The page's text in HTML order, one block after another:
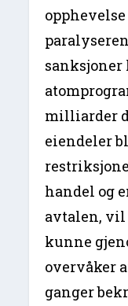
milliarder
eiendeler
handel og
avtalen,
kunne
overvåker
ganger